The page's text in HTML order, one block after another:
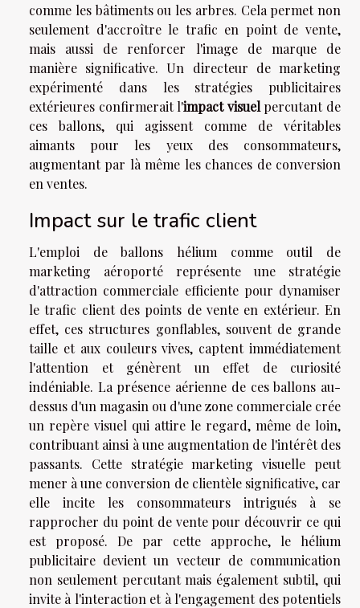
comme les bâtiments ou les arbres. Cela permet non
seulement d'accroître le trafic en point de vente,
mais aussi de renforcer l'image de marque de
manière significative. Un directeur de marketing
expérimenté dans les stratégies publicitaires
extérieures confirmerait l'impact visuelpercutant de
ces ballons, qui agissent comme de véritables
aimants pour les yeux des consommateurs,
augmentant par là même les chances de conversion
en ventes.
Impact sur le trafic client
L'emploi de ballons hélium comme outil de
marketing aéroporté représente une stratégie
d'attraction commerciale efficiente pour dynamiser
le trafic client des points de vente en extérieur. En
effet, ces structures gonflables, souvent de grande
taille et aux couleurs vives, captent immédiatement
l'attention et génèrent un effet de curiosité
indéniable. La présence aérienne de ces ballons au-
dessus d'un magasin ou d'une zone commerciale crée
un repère visuel qui attire le regard, même de loin,
contribuant ainsi à une augmentation de l'intérêt des
passants. Cette stratégie marketing visuelle peut
mener à une conversion de clientèle significative, car
elle incite les consommateurs intrigués à se
rapprocher du point de vente pour découvrir ce qui
est proposé. De par cette approche, le hélium
publicitaire devient un vecteur de communication
non seulement percutant mais également subtil, qui
invite à l'interaction et à l'engagement des potentiels